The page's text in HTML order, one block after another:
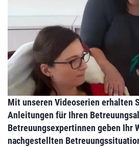
Mit unseren Videoserien erhalten
Anleitungen für Ihren
Betreuungsexpertinnen geben Ihr
nachgestellten